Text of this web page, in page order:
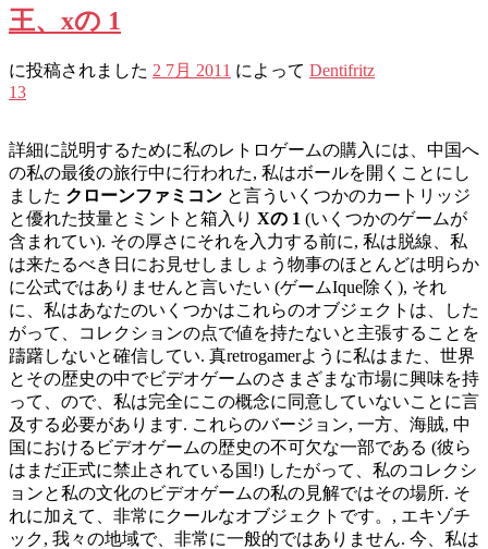
王、xの 1
に投稿されました 2 7月 2011 によって Dentifritz
13
詳細に説明するために私のレトロゲームの購入には、中国へ
の私の最後の旅行中に行われた, 私はボールを開くことにし
ました クローンファミコン と言ういくつかのカートリッジ
と優れた技量とミントと箱入り Xの 1 (いくつかのゲームが
含まれてい). その厚さにそれを入力する前に, 私は脱線、私
は来たるべき日にお見せしましょう​​物事のほとんどは明らか
に公式ではありませんと言いたい (ゲームIque除く), それ
に、私はあなたのいくつかはこれらのオブジェクトは、した
がって、コレクションの点で値を持たないと主張することを
躊躇しないと確信してい. 真retrogamerように私はまた、世界
とその歴史の中でビデオゲームのさまざまな市場に興味を持
って、ので、私は完全にこの概念に同意していないことに言
及する必要があります. これらのバージョン, 一方、海賊, 中
国におけるビデオゲームの歴史の不可欠な一部である (彼ら
はまだ正式に禁止されている国!) したがって、私のコレクシ
ョンと私の文化のビデオゲームの私の見解ではその場所. そ
れに加えて、非常にクールなオブジェクトです。, エキゾチ
ック, 我々の地域で、非常に一般的ではありません. 今、私は